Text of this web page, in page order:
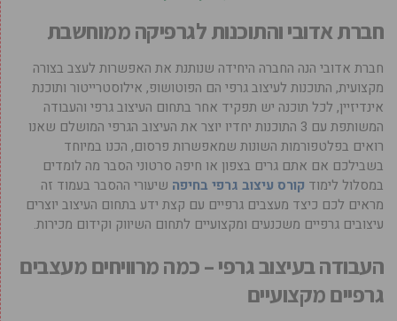
חברת אדובי והתוכנות לגרפיקה ממוחשבת
חברת אדובי הנה החברה היחידה שנותנת את האפשרות לעצב בצורה
מקצועית, התוכנות לעיצוב גרפי הם הפוטושופ, אילוסטרייטור ותוכנת
אינדיזיין, לכל תוכנה יש תפקיד אחר בתחום העיצוב גרפי והעבודה
המשותפת עם 3 התוכנות יחדיו יוצר את העיצוב הגרפי המושלם שאנו
רואים בפלטפורמות השונות שמאפשרות פרסום, הכנו במיוחד
בשבילכם אם אתם גרים בצפון או חיפה סרטוני הסבר מה לומדים
במסלול לימוד קורס עיצוב גרפי בחיפה שיעורי ההסבר בעמוד זה
מראים לכם כיצד מעצבים גרפיים עם קצת ידע בתחום העיצוב יוצרים
עיצובים גרפיים משכנעים ומקצועיים לתחום השיווק וקידום מכירות.
העבודה בעיצוב גרפי – כמה מרוויחים מעצבים
גרפיים מקצועיים